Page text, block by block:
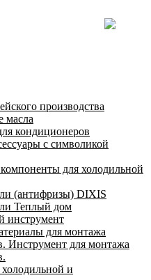
производства
масла
кондиционеров
с символикой
для холодильной
(антифризы) DIXIS
Теплый дом
инструмент
для монтажа
Инструмент для монтажа
и